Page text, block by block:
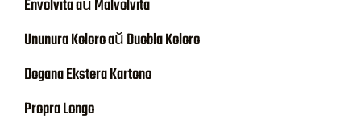
Envolvita aŭ Malvolvita
Ununura Koloro aŭ Duobla Koloro
Dogana Ekstera Kartono
Propra Longo